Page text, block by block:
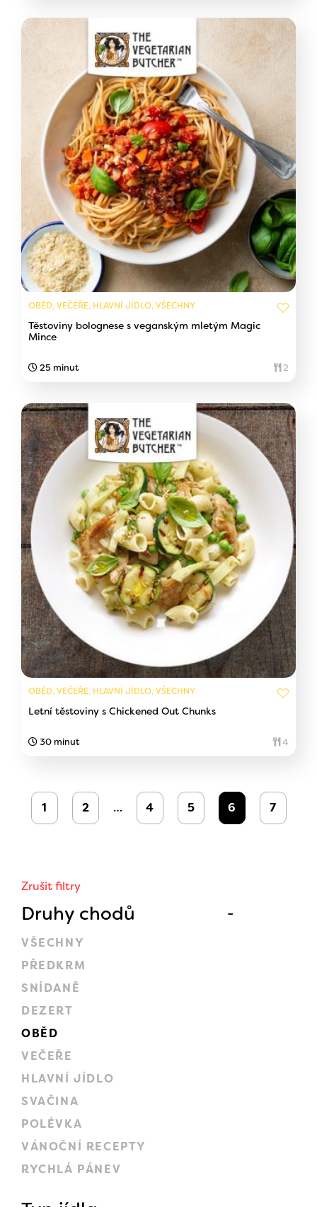
Zrušit filtry
Druhy chodů
VŠECHNY
PŘEDKRM
SNÍDANĚ
DEZERT
OBĚD
VEČEŘE
HLAVNÍ JÍDLO
SVAČINA
POLÉVKA
VÁNOČNÍ RECEPTY
RYCHLÁ PÁNEV
OBĚD, VEČEŘE, HLAVNÍ JÍDLO, VŠECHNY
Těstoviny bolognese s veganským mletým Magic
Mince
25 minut 2
OBĚD, VEČEŘE, HLAVNÍ JÍDLO, VŠECHNY
Letní těstoviny s Chickened Out Chunks
30 minut 4
1 2 … 4 5 6 7